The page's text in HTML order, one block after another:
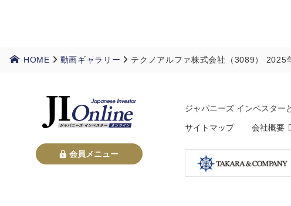
HOME 動画ギャラリー テクノアルファ株式会社（3089）
会員メニュー
ジャパニーズ インベスター
サイトマップ 会社概要